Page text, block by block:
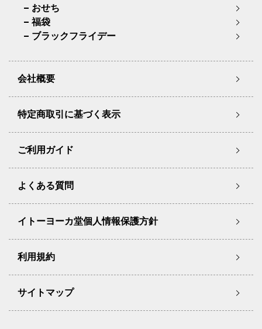
おせち
福袋
ブラックフライデー
会社概要
特定商取引に基づく表示
ご利用ガイド
よくある質問
イトーヨーカ堂個人情報保護方針
利用規約
サイトマップ